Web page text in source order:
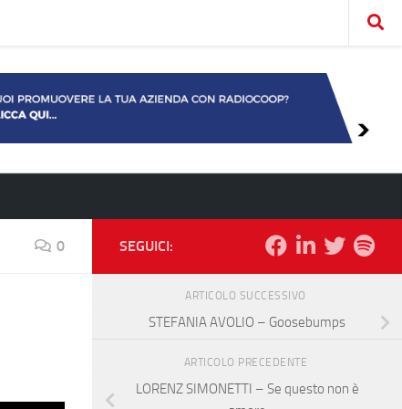
0 SEGUICI:
ARTICOLO SUCCESSIVO
STEFANIA AVOLIO – Goosebumps
ARTICOLO PRECEDENTE
LORENZ SIMONETTI – Se questo non è